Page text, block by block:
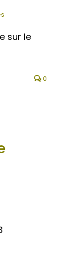
sur le
0